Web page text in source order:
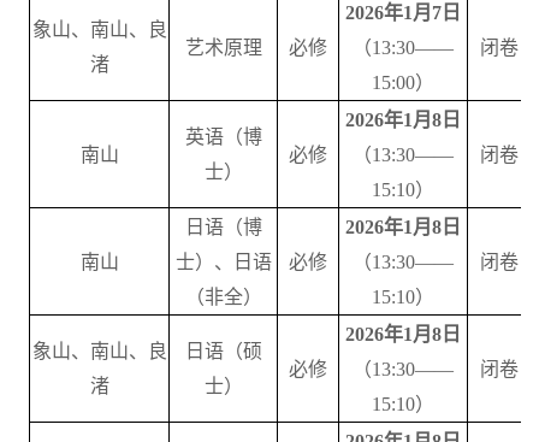
象山、南山、良
渚
艺术原理 必修
2026年1月7日
（13:30——
15:00）
闭卷
南山
英语（博
士）
必修
2026年1月 8 日
（13:30——
1 5:10）
闭卷
南山
日语（博
士）、日语
（非全）
必修
2026年1月 8 日
（13:30——
1 5:10）
闭卷
象山、南山、良
渚
日语（硕
士）
必修
2026年1月 8 日
（13:30——
1 5:10）
闭卷